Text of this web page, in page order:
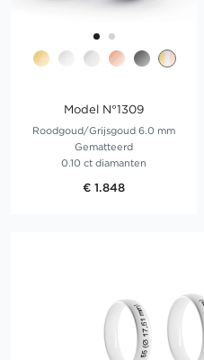
Model N°1309
Roodgoud/Grijsgoud 6.0 mm
Gematteerd
0.10 ct diamanten
€ 1.848